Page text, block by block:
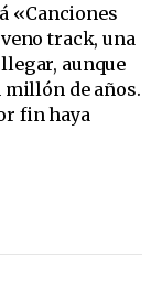
«Canciones
track, una
aunque
millón de años.
fin haya